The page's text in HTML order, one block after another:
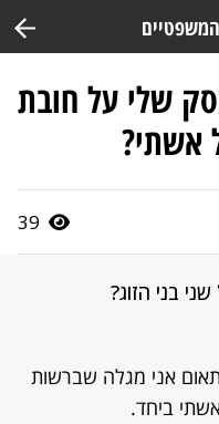
שלי על חובת
אשתי?
39
בני הזוג?
אני מגלה שברשות
ביחד.